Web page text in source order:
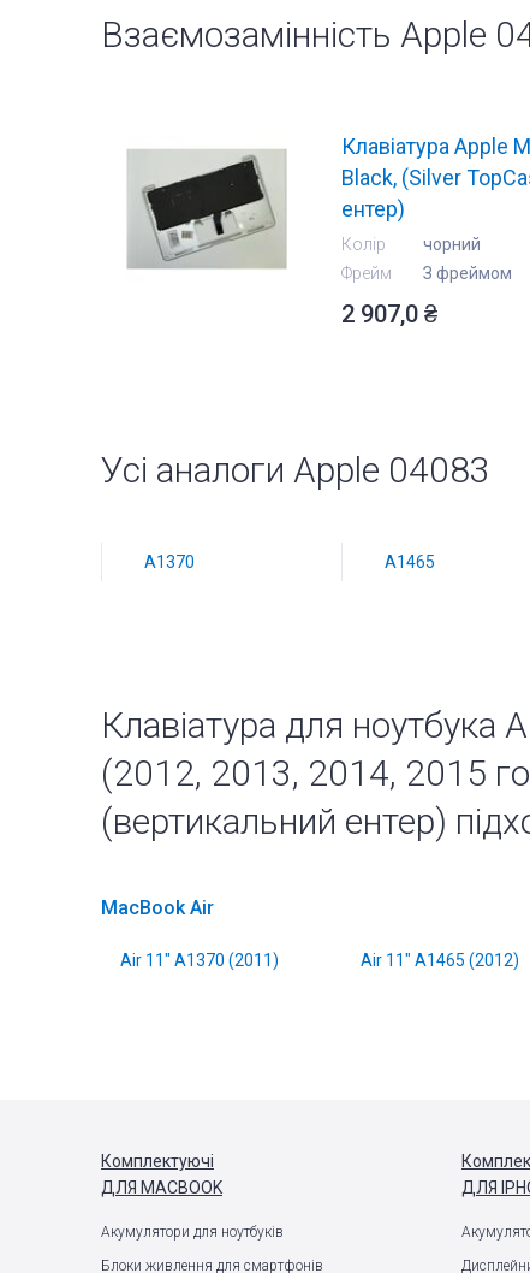
Взаємозамінність Apple
Клавіатура Apple
Black, (Silver
ентер)
Колір
чорний
Фрейм
З фреймом
2 907,0 ₴
Усі аналоги Apple 04083
A1370 A1465
Клавіатура для
(2012, 2013, 2014, 2015
(вертикальний ентер)
MacBook Air
Air 11" A1370 (2011) Air 11" A1465 (2012)
Комплектуючі
ДЛЯ MACBOOK
Акумулятори для ноутбуків
Блоки живлення для смартфонів
ДЛЯ